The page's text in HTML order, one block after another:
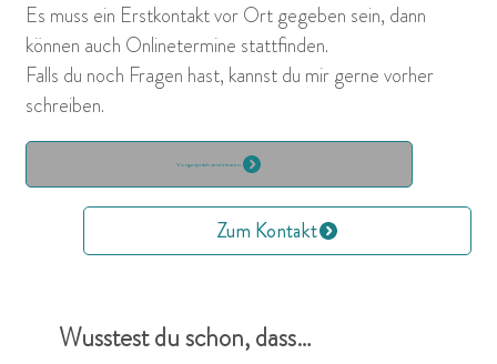
Es muss ein Erstkontakt vor Ort gegeben sein, dann
können auch Onlinetermine stattfinden.
Falls du noch Fragen hast, kannst du mir gerne vorher
schreiben.
Vorgespräch vereinbaren
Zum Kontakt
Wusstest du schon, dass…